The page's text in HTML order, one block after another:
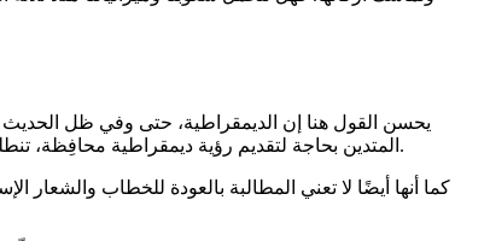
يحسن القول هنا إن الديمقراطية، حتى وفي ظل الحديث عن
المتدين بحاجة لتقديم رؤية ديمقراطية محافِظة، تنطلق من واقع وقيم البلدان الإسلامية وتستجيب لحاجاتها ومطالبها الخاصة، وليس الدعوة للاستبداد وحكم الفرد كبديل وحيد عن الديمقراطية الليبرالية.
كما أنها أيضًا لا تعني المطالبة بالعودة للخطاب